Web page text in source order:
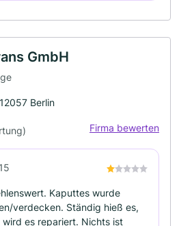
GmbH
Berlin
Firma bewerten
Kaputtes wurde
verdecken. Ständig hieß es,
wird es repariert. Nichts ist